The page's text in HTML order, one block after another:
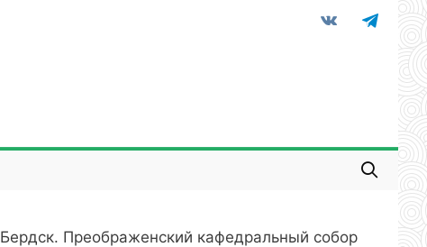
vkontaktetelegram
Бердск. Преображенский кафедральный собор